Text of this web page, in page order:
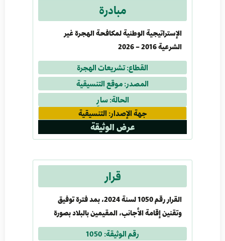
مبادرة
الإستراتيجية الوطنية لمكافحة الهجرة غير
الشرعية 2016 – 2026
القطاع: تشريعات الهجرة
المصدر: موقع التنسيقية
الحالة: سارٍ
جهة الإصدار: التنسيقية
عرض الوثيقة
قرار
القرار رقم 1050 لسنة 2024، بمد فترة توفيق
وتقنين إقامة الأجانب، المقيمين بالبلاد بصورة
غير شرعية، لمدة ستة أشهر إضافية
رقم الوثيقة: 1050